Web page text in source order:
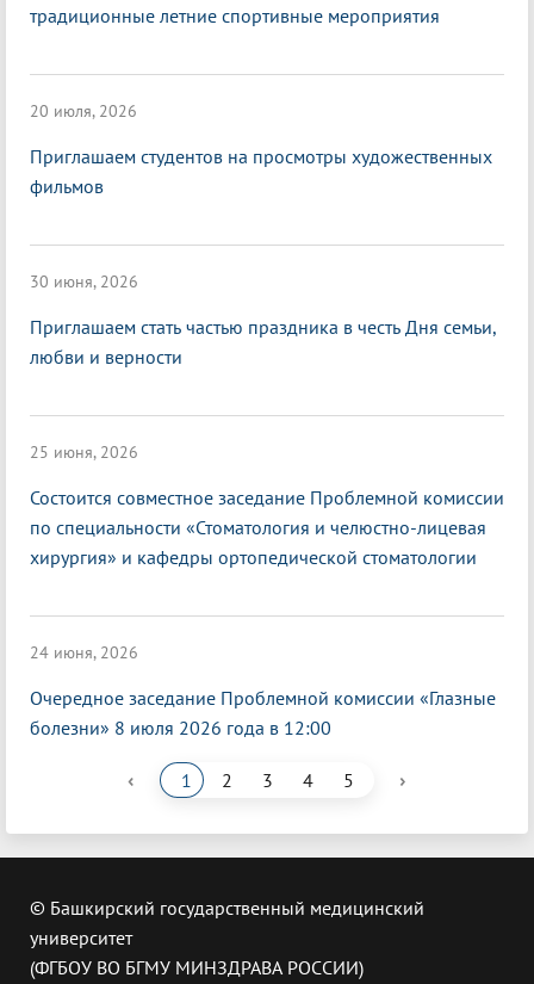
традиционные летние спортивные мероприятия
20 июля, 2026
Приглашаем студентов на просмотры художественных
фильмов
30 июня, 2026
Приглашаем стать частью праздника в честь Дня семьи,
любви и верности
25 июня, 2026
Состоится совместное заседание Проблемной комиссии
по специальности «Стоматология и челюстно-лицевая
хирургия» и кафедры ортопедической стоматологии
24 июня, 2026
Очередное заседание Проблемной комиссии «Глазные
болезни» 8 июля 2026 года в 12:00
‹ 1 2 3 4 5 ›
© Башкирский государственный медицинский
университет
(ФГБОУ ВО БГМУ МИНЗДРАВА РОССИИ)